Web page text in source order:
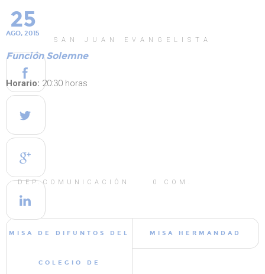
25
AGO, 2015
SAN JUAN EVANGELISTA
Función Solemne
Horario: 20:30 horas
DEP.COMUNICACIÓN 0 COM.
MISA DE DIFUNTOS DEL
COLEGIO DE
MISA HERMANDAD